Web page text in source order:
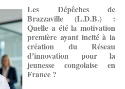
Les Dépêches de
Brazzaville (L.D.B.) :
Quelle a été la motivation
première ayant incité à la
création du Réseau
d’innovation pour la
jeunesse congolaise en
France ?